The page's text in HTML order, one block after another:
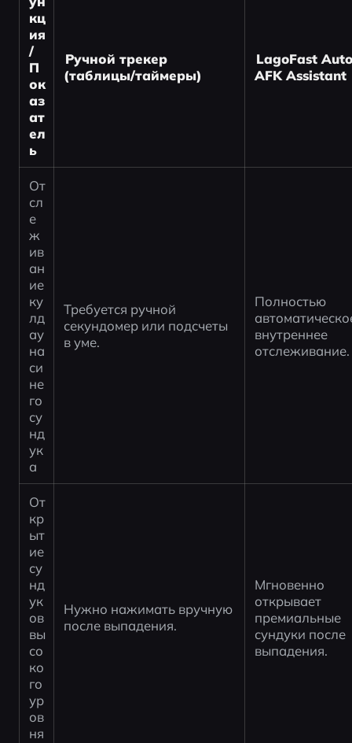
кц
ия
/
П
ок
аз
ат
ел
ь
Ручной трекер
(таблицы/таймеры)
LagoFast Auto
AFK Assistant
От
сл
е
ж
ив
ан
ие
ку
лд
ау
на
си
не
го
су
нд
ук
а
Требуется ручной
секундомер или подсчеты
в уме.
Полностью
внутреннее
отслеживание.
От
кр
ыт
ие
су
нд
ук
ов
вы
со
ко
го
ур
ов
ня
Нужно нажимать вручную
после выпадения.
Мгновенно
открывает
премиальные
сундуки после
выпадения.